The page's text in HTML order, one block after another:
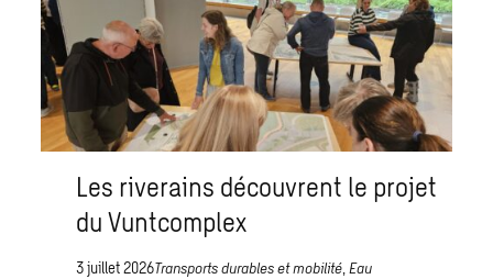
Les riverains découvrent le projet
du Vuntcomplex
3 juillet 2026Transports durables et mobilité ,Eau